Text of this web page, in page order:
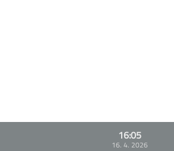
16:05
16. 4. 2026